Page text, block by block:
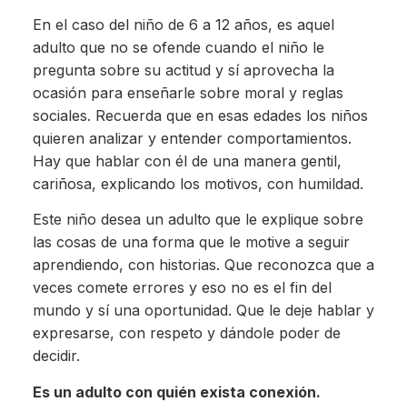
En el caso del niño de 6 a 12 años, es aquel
adulto que no se ofende cuando el niño le
pregunta sobre su actitud y sí aprovecha la
ocasión para enseñarle sobre moral y reglas
sociales. Recuerda que en esas edades los niños
quieren analizar y entender comportamientos.
Hay que hablar con él de una manera gentil,
cariñosa, explicando los motivos, con humildad.
Este niño desea un adulto que le explique sobre
las cosas de una forma que le motive a seguir
aprendiendo, con historias. Que reconozca que a
veces comete errores y eso no es el fin del
mundo y sí una oportunidad. Que le deje hablar y
expresarse, con respeto y dándole poder de
decidir.
Es un adulto con quién exista conexión.